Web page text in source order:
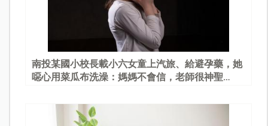
南投某國小校長載小六女童上汽旅、給避孕藥，她
噁心用菜瓜布洗澡：媽媽不會信，老師很神聖…